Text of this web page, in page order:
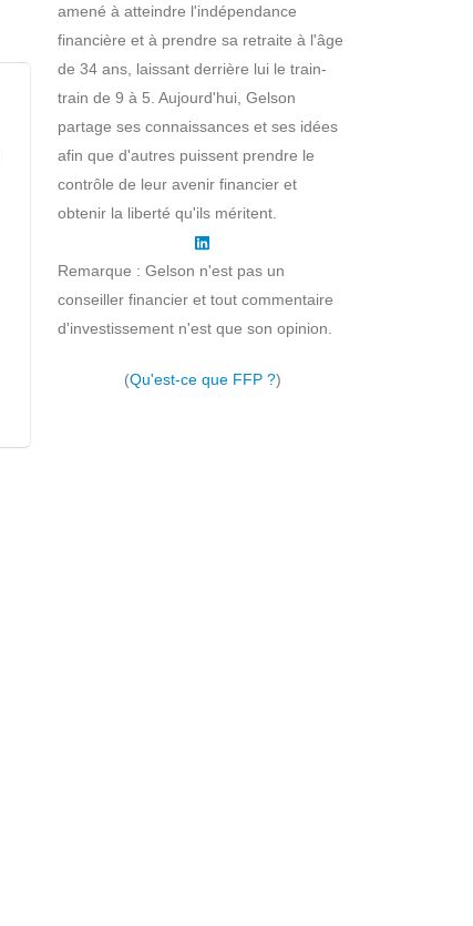
amené à atteindre l'indépendance
financière et à prendre sa retraite à l'âge
de 34 ans, laissant derrière lui le train-
train de 9 à 5. Aujourd'hui, Gelson
partage ses connaissances et ses idées
afin que d'autres puissent prendre le
contrôle de leur avenir financier et
obtenir la liberté qu'ils méritent.
Remarque : Gelson n'est pas un
conseiller financier et tout commentaire
d'investissement n'est que son opinion.
(Qu'est-ce que FFP ?)